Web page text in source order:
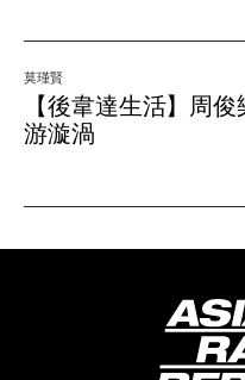
莫瑾賢
【後韋達生活】周
游漩渦